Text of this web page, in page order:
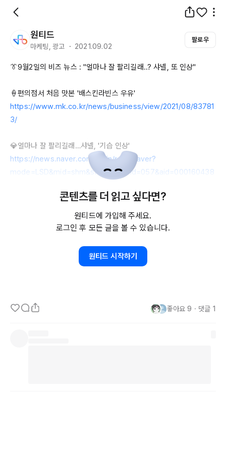
원티드
마케팅, 광고 ・ 2021.09.02
팔로우
👔9월2일의 비즈 뉴스 : "얼마나 잘 팔리길래..? 샤넬, 또 인상"
https://www.mk.co.kr/news/business/view/2021/08/83781
3/
https://news.naver.com/main/read.naver?
mode=LSD&mid=shm&sid1=103&oid=057&aid=000160438
https://www.itbiznews.com/news/articleView.html?
콘텐츠를 더 읽고 싶다면?
원티드에 가입해 주세요.
로그인 후 모든 글을 볼 수 있습니다.
원티드 시작하기
좋아요 9 ・ 댓글 1